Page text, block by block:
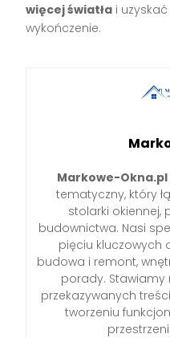
więcej światła i
wykończenie.
Markowe-Okna.pl
tematyczny, który
stolarki okiennej,
budownictwa. Nasi
pięciu kluczowych
budowa i remont,
porady. Stawiamy
przekazywanych
tworzeniu